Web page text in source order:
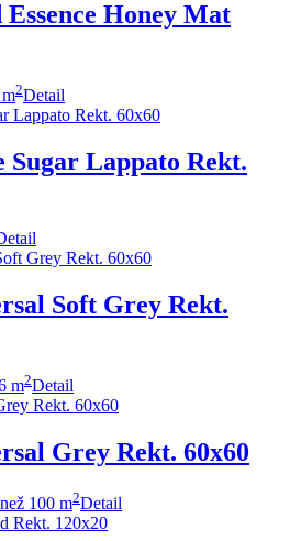
Honey Mat
2Detail
Sugar Lappato Rekt.
Soft Grey Rekt.
m2Detail
Grey Rekt. 60x60
100 m2Detail